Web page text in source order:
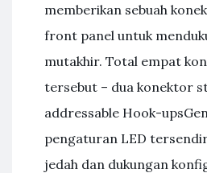
memberikan sebuah
front panel untuk
mutakhir. Total empat
tersebut – dua konektor
addressable Hook-
pengaturan LED
jedah dan dukungan